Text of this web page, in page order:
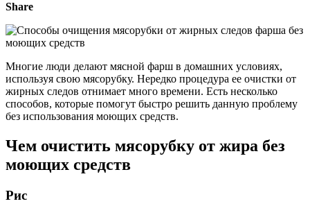
Share
Многие люди делают мясной фарш в домашних условиях,
используя свою мясорубку. Нередко процедура ее очистки от
жирных следов отнимает много времени. Есть несколько
способов, которые помогут быстро решить данную проблему
без использования моющих средств.
Чем очистить мясорубку от жира без
моющих средств
Рис